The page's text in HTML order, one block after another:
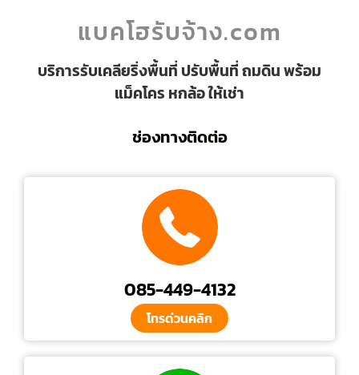
แบคโฮรับจ้าง.com
บริการรับเคลียริ่งพื้นที่ ปรับพื้นที่ ถมดิน พร้อม
แม็คโคร หกล้อ ให้เช่า
ช่องทางติดต่อ
085-449-4132
โทรด่วนคลิก